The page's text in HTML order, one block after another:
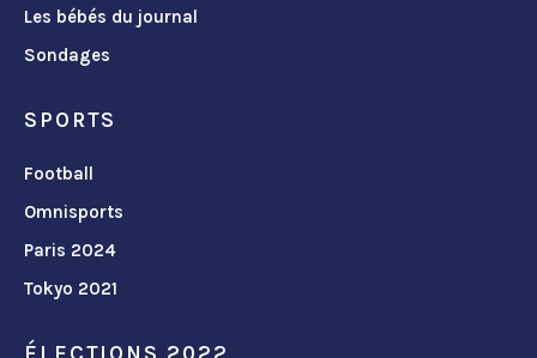
Les bébés du journal
Sondages
SPORTS
Football
Omnisports
Paris 2024
Tokyo 2021